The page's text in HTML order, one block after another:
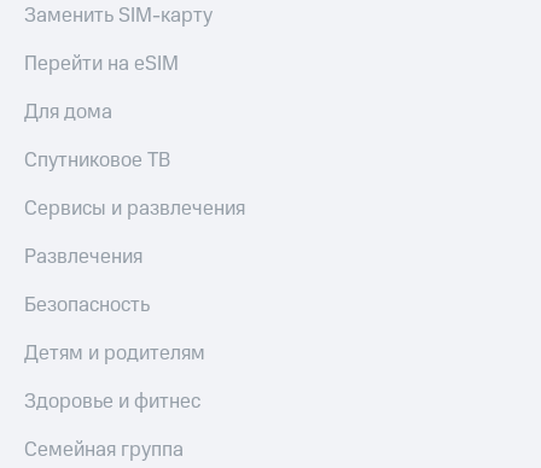
Заменить SIM-карту
Перейти на eSIM
Для дома
Спутниковое ТВ
Сервисы и развлечения
Развлечения
Безопасность
Детям и родителям
Здоровье и фитнес
Семейная группа